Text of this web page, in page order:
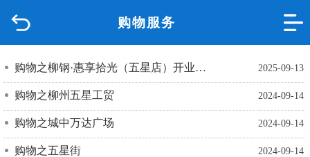
购物服务
品质城中
新闻中心
政府信息公开
2025-09-13
购物之柳钢·惠享拾光（五星店）开业啦！
2024-09-14
购物之柳州五星工贸
2024-09-14
购物之城中万达广场
2024-09-14
购物之五星街